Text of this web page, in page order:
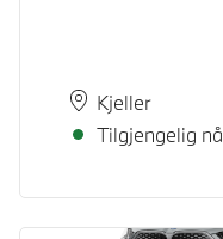
PlassKjeller
Leveringstid
Tilgjengelig nå